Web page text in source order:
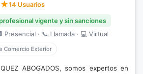
14 Usuarios
vigente y sin sanciones
Presencial · 📞 Llamada · 💻 Virtual
Comercio Exterior
ABOGADOS, somos expertos en